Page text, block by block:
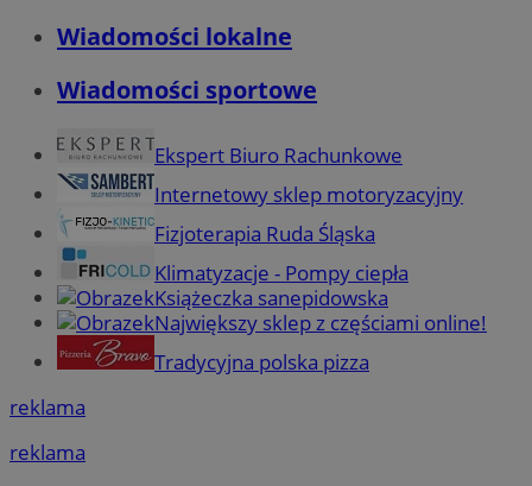
Wiadomości lokalne
Wiadomości sportowe
Ekspert Biuro Rachunkowe
Internetowy sklep motoryzacyjny
Fizjoterapia Ruda Śląska
Klimatyzacje - Pompy ciepła
Książeczka sanepidowska
Największy sklep z częściami online!
Tradycyjna polska pizza
reklama
reklama